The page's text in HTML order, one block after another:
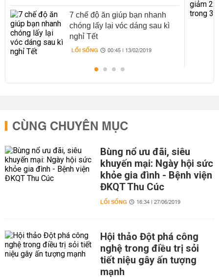
7 chế độ ăn giúp bạn nhanh
chóng lấy lại vóc dáng sau kì
nghỉ Tết
LỐI SỐNG 00:45 | 13/02/2019
CÙNG CHUYÊN MỤC
Bùng nổ ưu đãi, siêu
khuyến mại: Ngày hội sức
khỏe gia đình - Bệnh viện
ĐKQT Thu Cúc
LỐI SỐNG 16:34 | 27/06/2019
Hội thảo Đột phá công
nghệ trong điều trị sỏi
tiết niệu gây ấn tượng
mạnh